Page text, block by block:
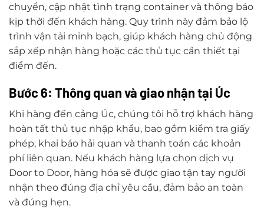
chuyển, cập nhật tình trạng container và thông báo
kịp thời đến khách hàng. Quy trình này đảm bảo lộ
trình vận tải minh bạch, giúp khách hàng chủ động
sắp xếp nhận hàng hoặc các thủ tục cần thiết tại
điểm đến.
Bước 6: Thông quan và giao nhận tại Úc
Khi hàng đến cảng Úc, chúng tôi hỗ trợ khách hàng
hoàn tất thủ tục nhập khẩu, bao gồm kiểm tra giấy
phép, khai báo hải quan và thanh toán các khoản
phí liên quan. Nếu khách hàng lựa chọn dịch vụ
Door to Door, hàng hóa sẽ được giao tận tay người
nhận theo đúng địa chỉ yêu cầu, đảm bảo an toàn
và đúng hẹn.